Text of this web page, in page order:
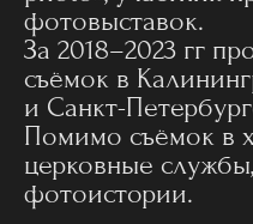
фотовыставок.
За 2018–2023 гг
съёмок в
и Санкт-
Помимо съёмок в
церковные
фотоистории.